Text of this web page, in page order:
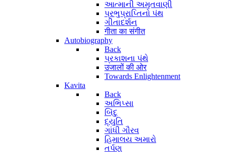
આત્માની અમૃતવાણી
પ્રભુપ્રાપ્તિનો પંથ
ગીતાદર્શન
गीता का संगीत
Autobiography
Back
પ્રકાશના પંથે
उजालों की ओर
Towards Enlightenment
Kavita
Back
અભિપ્સા
બિંદુ
દ્યુતિ
ગાંધી ગૌરવ
હિમાલય અમારો
તર્પણ